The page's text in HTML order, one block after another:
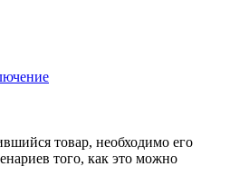
товар, необходимо его
того, как это можно